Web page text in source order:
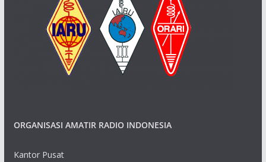
ORGANISASI AMATIR RADIO INDONESIA
Kantor Pusat